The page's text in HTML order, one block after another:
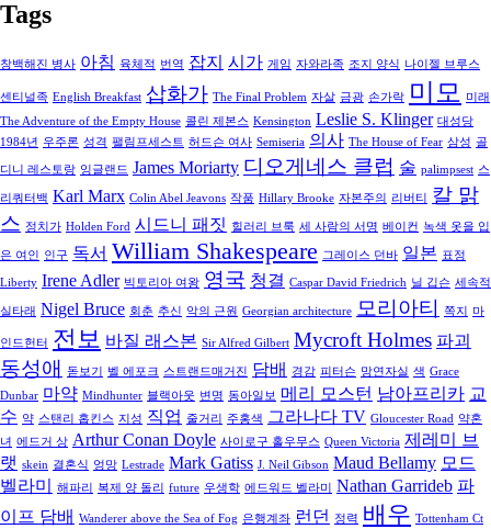
Tags
창백해진 병사 아침 육체적 번역 잡지 시가 게임 자와라족 조지 양식 나이젤 브루스
센티널족 English Breakfast 삽화가 The Final Problem 자살 금광 손가락 미모
미래
The Adventure of the Empty House 콜린 제본스 Kensington Leslie S. Klinger 대성당
1984년 우주론 성격 팰림프세스트 허드슨 여사 Semiseria 의사 The House of Fear 삼성 골
디니 레스토랑 잉글랜드 James Moriarty 디오게네스 클럽 술 palimpsest 스
리쿼터백 Karl Marx Colin Abel Jeavons 작품 Hillary Brooke 자본주의 리버티
칼 맑
스 정치가 Holden Ford 시드니 패짓 힐러리 브룩 세 사람의 서명 베이컨 녹색 옷을 입
은 여인 인구 독서 William Shakespeare 그레이스 던바 일본 표정
Liberty Irene Adler 빅토리아 여왕 영국 청결 Caspar David Friedrich 닐 깁슨 세속적
실타래 Nigel Bruce 회춘 추신 악의 근원 Georgian architecture 모리아티 쪽지 마
인드헌터 전보 바질 래스본 Sir Alfred Gilbert Mycroft Holmes 파괴
동성애 돋보기 벨 에포크 스트랜드매거진 담배 경감 피터슨 망연자실 색 Grace
Dunbar 마약 Mindhunter 블랙아웃 변명 동아일보 메리 모스턴 남아프리카 교
수 약 스탠리 홉킨스 지성 직업 줄거리 주홍색 그라나다 TV Gloucester Road
약혼
녀 에드거 상 Arthur Conan Doyle 사이로구 홀우무스 Queen Victoria 제레미 브
랫 skein 결혼식 엉망 Lestrade Mark Gatiss J. Neil Gibson Maud Bellamy 모드
벨라미
해파리 복제 양 돌리 future 우생학 에드워드 벨라미 Nathan Garrideb 파
이프 담배
Wanderer above the Sea of Fog 은행계좌 런던 정력 배우 Tottenham Ct